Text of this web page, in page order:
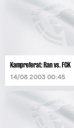
Kampreferat: Ran vs. FCK
14/08 2003 00:45